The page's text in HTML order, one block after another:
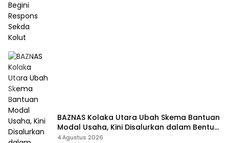
BAZNAS Kolaka Utara Ubah Skema Bantuan
Modal Usaha, Kini Disalurkan dalam Bentuk
Barang Senilai Rp419,5 Juta
4 Agustus 2026